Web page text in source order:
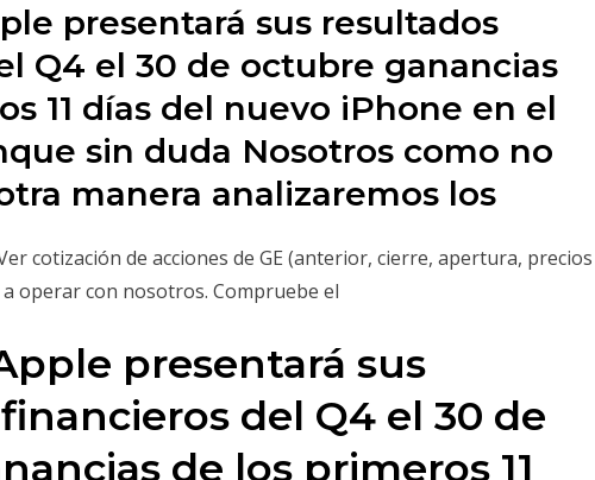
presentará sus resultados
Q4 el 30 de octubre ganancias
11 días del nuevo iPhone en el
sin duda Nosotros como no
manera analizaremos los
cotización de acciones de GE (anterior, cierre, apertura, precios
operar con nosotros. Compruebe el
presentará sus
del Q4 el 30 de
de los primeros 11